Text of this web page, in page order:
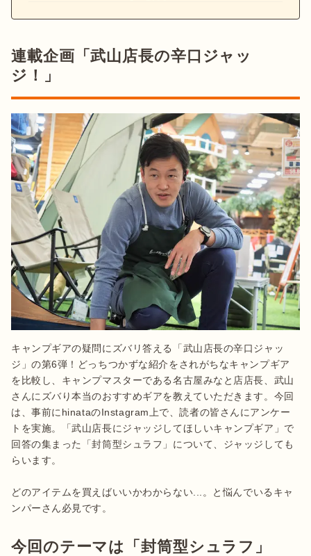
連載企画「武山店長の辛口ジャッ
ジ！」
キャンプギアの疑問にズバリ答える「武山店長の辛口ジャッ
ジ」の第6弾！どっちつかずな紹介をされがちなキャンプギア
を比較し、キャンプマスターである名古屋みなと店店長、武山
さんにズバり本当のおすすめギアを教えていただきます。今回
は、事前にhinataのInstagram上で、読者の皆さんにアンケー
トを実施。「武山店長にジャッジしてほしいキャンプギア」で
回答の集まった「封筒型シュラフ」について、ジャッジしても
らいます。
どのアイテムを買えばいいかわからない...。と悩んでいるキャ
ンパーさん必見です。
今回のテーマは「封筒型シュラフ」